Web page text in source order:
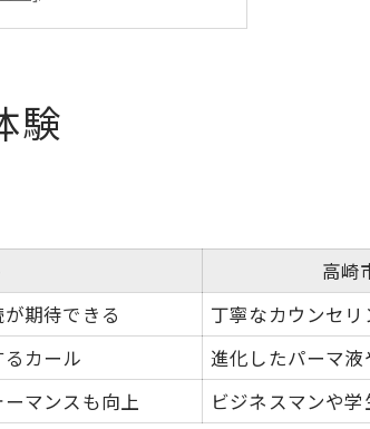
るパーマの工程
持ちの秘訣
続比較表
のコツ
リング術
パーマの魅力
ーマの特徴一覧
の選び方
験
高崎
期待できる
丁寧なカウンセ
カール
進化したパーマ
マンスも向上 ビジネスマンや